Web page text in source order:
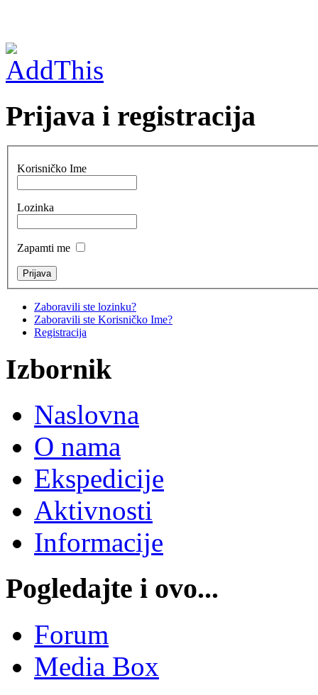
Prijava i registracija
Korisničko Ime
Lozinka
Zapamti me
Zaboravili ste lozinku?
Zaboravili ste Korisničko Ime?
Registracija
Izbornik
Naslovna
O nama
Ekspedicije
Aktivnosti
Informacije
Pogledajte i ovo...
Forum
Media Box